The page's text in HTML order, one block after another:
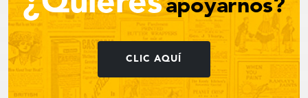
apoyarnos?
CLIC AQUÍ